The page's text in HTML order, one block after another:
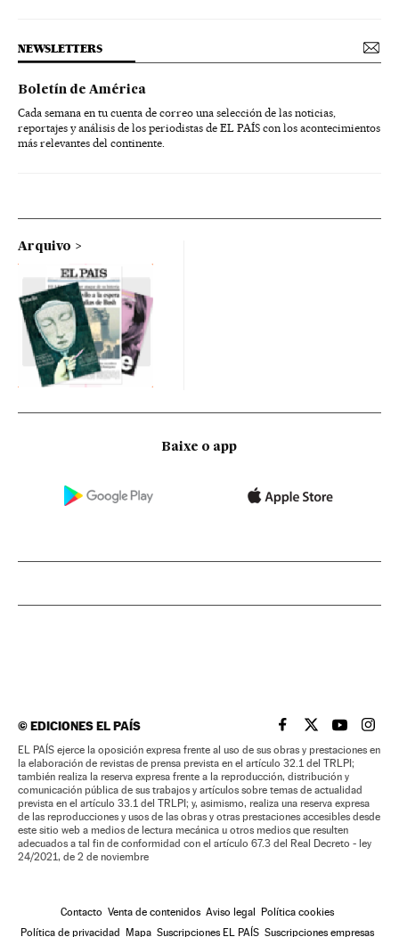
NEWSLETTERS
Boletín de América
Cada semana en tu cuenta de correo una selección de las noticias,
reportajes y análisis de los periodistas de EL PAÍS con los acontecimientos
más relevantes del continente.
Arquivo
Baixe o app
©EDICIONES EL PAÍS EL PAÍS BRASIL EN
EL PAÍSEL PAÍS
EL
EL PAÍS ejerce la oposición expresa frente al uso de sus obras y prestaciones en
la elaboración de revistas de prensa prevista en el artículo 32.1 del TRLPI;
también realiza la reserva expresa frente a la reproducción, distribución y
comunicación pública de sus trabajos y artículos sobre temas de actualidad
prevista en el artículo 33.1 del TRLPI; y, asimismo, realiza una reserva expresa
de las reproducciones y usos de las obras y otras prestaciones accesibles desde
este sitio web a medios de lectura mecánica u otros medios que resulten
adecuados a tal fin de conformidad con el artículo 67.3 del Real Decreto - ley
24/2021, de 2 de noviembre
Contacto Venta de contenidos Aviso legal
Política cookies
Política de privacidad
Mapa Suscripciones EL PAÍS Suscripciones empresas